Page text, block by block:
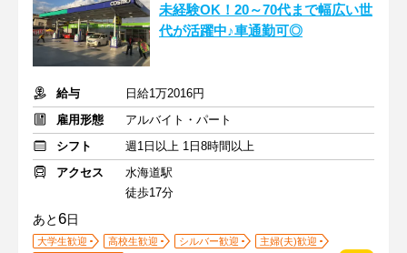
未経験OK！20～70代まで幅広い世
代が活躍中♪車通勤可◎
給与
日給1万2016円
雇用形態
アルバイト・パート
シフト
週1日以上 1日8時間以上
アクセス
水海道駅
徒歩17分
あと6日
大学生歓迎 高校生歓迎 シルバー歓迎
主婦(夫)歓迎